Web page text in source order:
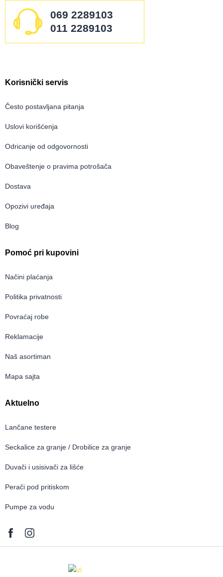
069 2289103
011 2289103
Korisnički servis
Često postavljana pitanja
Uslovi korišćenja
Odricanje od odgovornosti
Obaveštenje o pravima potrošača
Dostava
Opozivi uređaja
Blog
Pomoć pri kupovini
Načini plaćanja
Politika privatnosti
Povraćaj robe
Reklamacije
Naš asortiman
Mapa sajta
Aktuelno
Lančane testere
Seckalice za granje / Drobilice za granje
Duvači i usisivači za lišće
Perači pod pritiskom
Pumpe za vodu